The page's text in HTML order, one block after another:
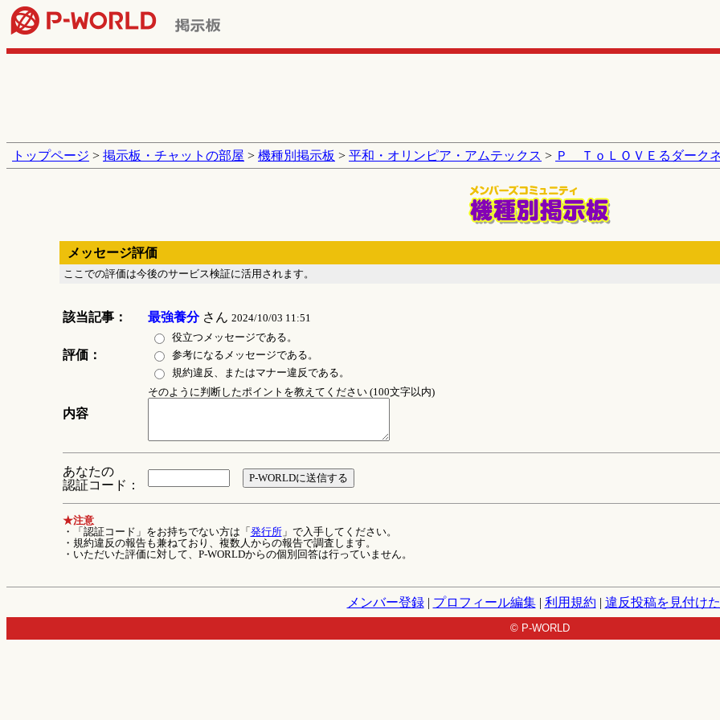
トップページ > 掲示板・チャットの部屋 > 機種別掲示板 > 平和・オリンピア・アムテックス > Ｐ ＴｏＬＯＶＥるダーク
メッセージ評価
ここでの評価は今後のサービス検証に活用されます。
該当記事： 最強養分さん 2024/10/03 11:51
評価：
役立つメッセージである。
参考になるメッセージである。
規約違反、またはマナー違反である。
内容
そのように判断したポイントを教えてください (100文字以内)
あなたの
認証コード：
★注意
・「認証コード」をお持ちでない方は「 発行所」で入手してください。
・規約違反の報告も兼ねており、複数人からの報告で調査します。
・いただいた評価に対して、P-WORLDからの個別回答は行っていません。
メンバー登録| プロフィール編集| 利用規約 | 違反投稿を見付け
© P-WORLD